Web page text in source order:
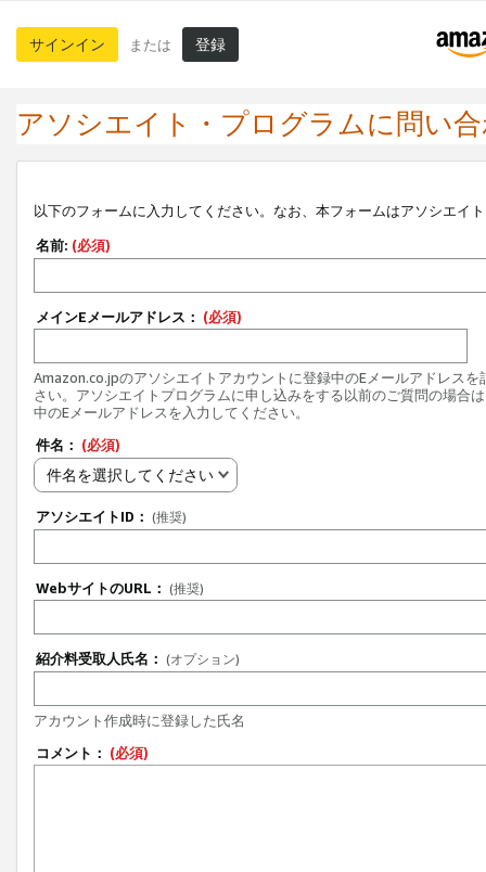
サインイン または 登録
アソシエイト・プログラムに問い
以下のフォームに入力してください。なお、本フォームはアソシエイ
名前: (必須)
メインEメールアドレス： (必須)
Amazon.co.jpのアソシエイトアカウントに登録中のEメールアドレスを
さい。アソシエイトプログラムに申し込みをする以前のご質問の場合
中のEメールアドレスを入力してください。
件名： (必須)
件名を選択してください
アソシエイトID： (推奨)
WebサイトのURL： (推奨)
紹介料受取人氏名： (オプション)
アカウント作成時に登録した氏名
コメント： (必須)